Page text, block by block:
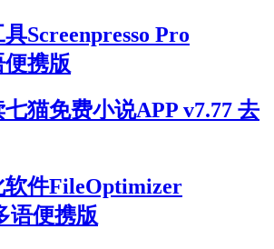
Screenpresso Pro
便携版
猫免费小说APP v7.77 去
软件FileOptimizer
语便携版